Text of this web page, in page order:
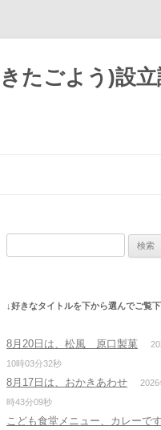
たごよう)設
↓好きなタイトルを下から選んでご覧
8月20日は、松風 原口製菓
10時03分32秒
8月17日は、おかきあわせ
時43分09秒
こども食堂メニュー、カレーです